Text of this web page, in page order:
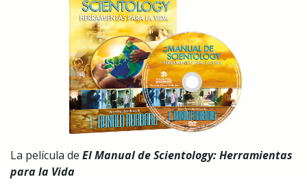
La película de El Manual de Scientology: Herramientas
para la Vida